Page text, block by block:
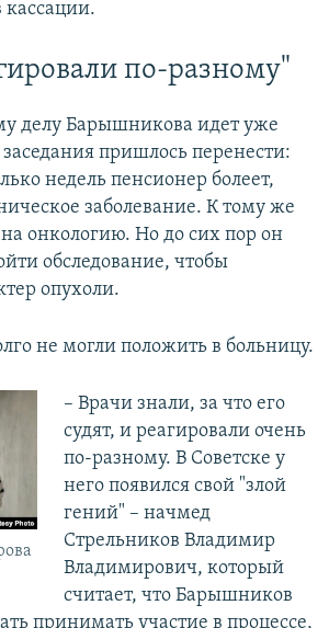
кассации.
по-разному"
делу Барышникова идет уже
пришлось перенести:
недель пенсионер болеет,
заболевание. К тому же
на онкологию. Но до сих пор он
обследование, чтобы
опухоли.
не могли положить в больницу.
– Врачи знали, за что его
судят, и реагировали очень
по-разному. В Советске у
него появился свой "злой
гений" – начмед
Стрельников Владимир
Владимирович, который
считает, что Барышников
принимать участие в процессе,